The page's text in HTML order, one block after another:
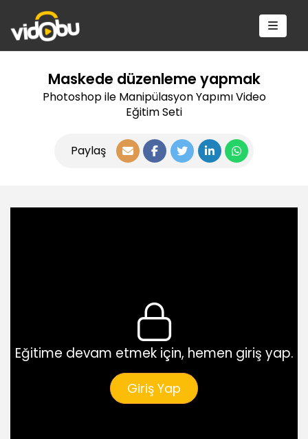
Maskede düzenleme yapmak
Photoshop ile Manipülasyon Yapımı Video
Eğitim Seti
Paylaş
Eğitime devam etmek için, hemen giriş yap.
Giriş Yap